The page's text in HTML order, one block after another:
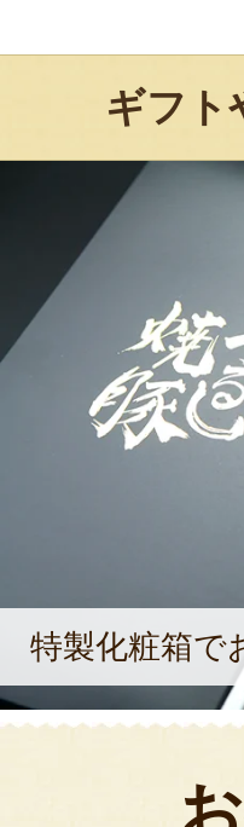
ギフト
特製化粧箱で